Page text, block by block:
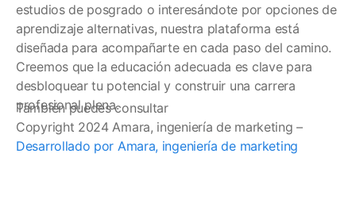
estudios de posgrado o interesándote por opciones de
aprendizaje alternativas, nuestra plataforma está
diseñada para acompañarte en cada paso del camino.
Creemos que la educación adecuada es clave para
desbloquear tu potencial y construir una carrera
profesional plena.
También puedes consultar
Copyright 2024 Amara, ingeniería de marketing –
Desarrollado por Amara, ingeniería de marketing